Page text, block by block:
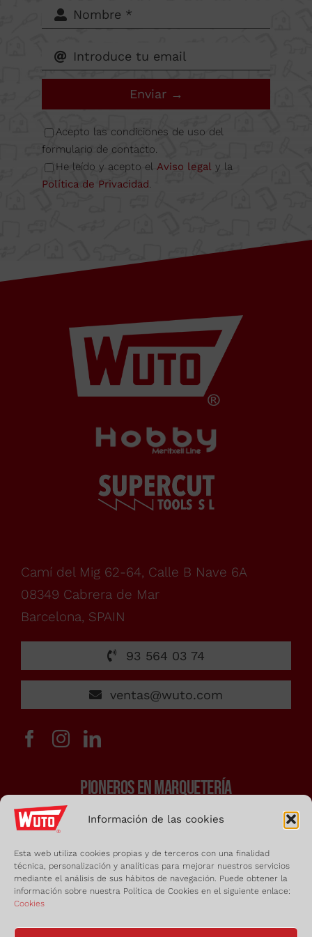
Información de las cookies
Esta web utiliza cookies propias y de terceros con una finalidad
técnica, personalización y analíticas para mejorar nuestros servicios
mediante el análisis de sus hábitos de navegación. Puede obtener la
información sobre nuestra Política de Cookies en el siguiente enlace:
Cookies
Enviar →
Acepto las condiciones de uso del
formulario de contacto.
He leído y acepto el Aviso legaly la
Política de Privacidad.
Camí del Mig 62-64, Calle B Nave 6A
08349 Cabrera de Mar
Barcelona, SPAIN
93 564 03 74
ventas@wuto.com
PIONEROS EN MARQUETERÍA
Sierras y arcos de marquetería
Herramientas de carpintería
Aerografía, pirograbado y micropercusión
Calle B
Nave
6A
08349
Cabrera
Barcelona,
SPAIN
Horario Oficina
De
lunes
a
viernes,
de
7:00h
15:00h